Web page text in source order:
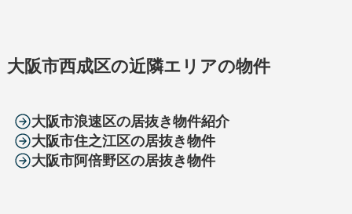
大阪市西成区の近隣エリアの物件
大阪市浪速区の居抜き物件紹介
大阪市住之江区の居抜き物件
大阪市阿倍野区の居抜き物件